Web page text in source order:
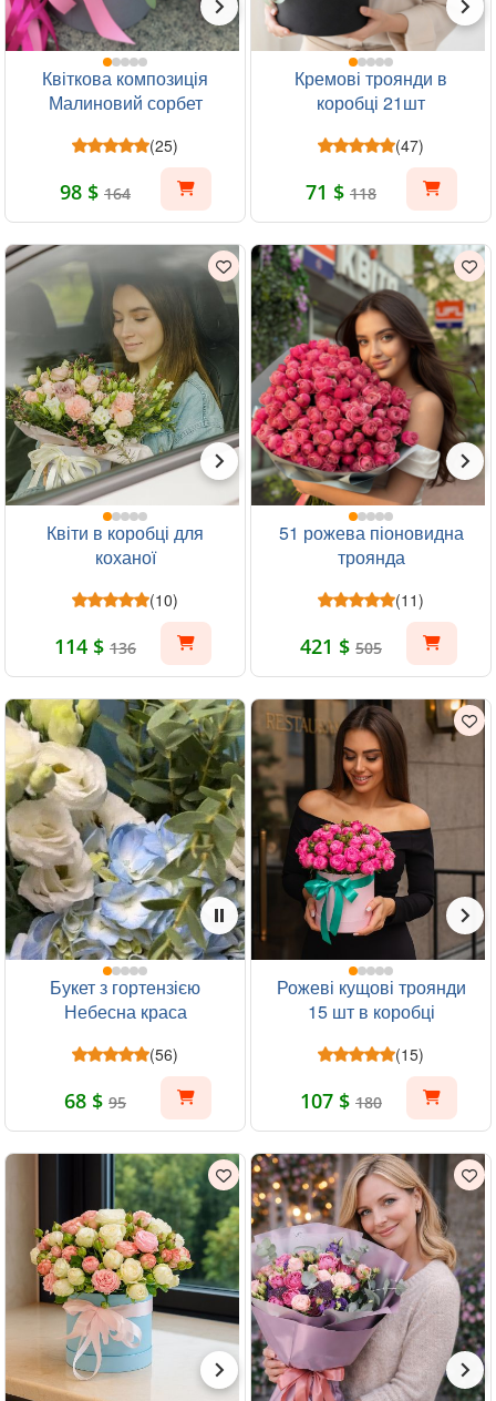
Квіткова композиція
Малиновий сорбет
(25)
98 $ 164
Кремові троянди в
коробці 21шт
(47)
71 $ 118
Квіти в коробці для
коханої
(10)
114 $ 136
51 рожева піоновидна
троянда
(11)
421 $ 505
Букет з гортензією
Небесна краса
(56)
68 $ 95
Рожеві кущові троянди
15 шт в коробці
(15)
107 $ 180